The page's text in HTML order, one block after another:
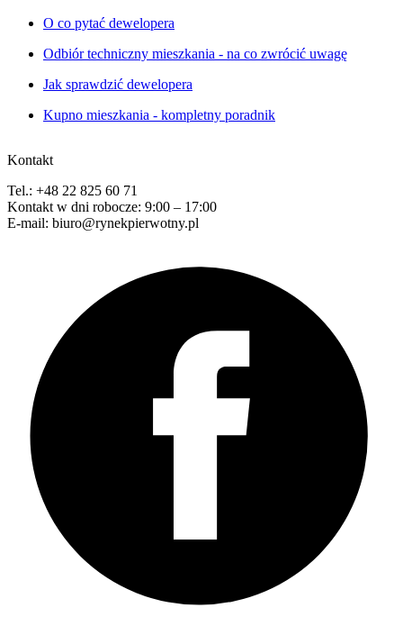
O co pytać dewelopera
Odbiór techniczny mieszkania - na co zwrócić uwagę
Jak sprawdzić dewelopera
Kupno mieszkania - kompletny poradnik
Kontakt
Tel.: +48 22 825 60 71
Kontakt w dni robocze: 9:00 – 17:00
E-mail: biuro@rynekpierwotny.pl